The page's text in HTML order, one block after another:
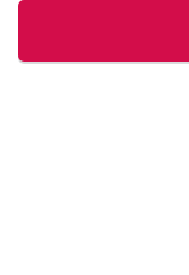
■経歴：2003年、夫が子
給料が０円になり、家に
に目をつける。しかし、